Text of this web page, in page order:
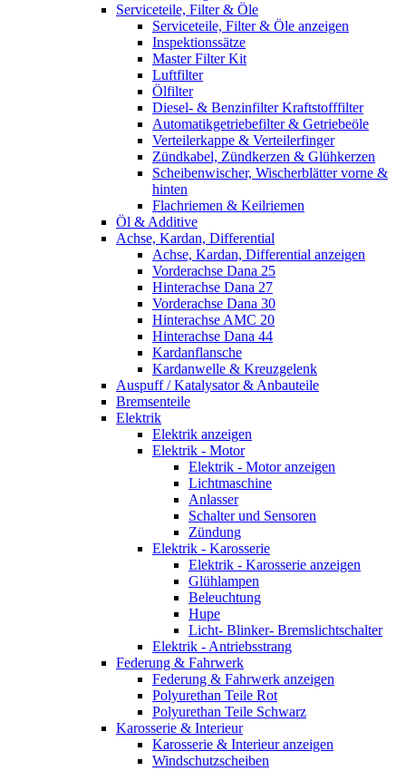
Serviceteile, Filter & Öle
Serviceteile, Filter & Öle anzeigen
Inspektionssätze
Master Filter Kit
Luftfilter
Ölfilter
Diesel- & Benzinfilter Kraftstofffilter
Automatikgetriebefilter & Getriebeöle
Verteilerkappe & Verteilerfinger
Zündkabel, Zündkerzen & Glühkerzen
Scheibenwischer, Wischerblätter vorne &
hinten
Flachriemen & Keilriemen
Öl & Additive
Achse, Kardan, Differential
Achse, Kardan, Differential anzeigen
Vorderachse Dana 25
Hinterachse Dana 27
Vorderachse Dana 30
Hinterachse AMC 20
Hinterachse Dana 44
Kardanflansche
Kardanwelle & Kreuzgelenk
Auspuff / Katalysator & Anbauteile
Bremsenteile
Elektrik
Elektrik anzeigen
Elektrik - Motor
Elektrik - Motor anzeigen
Lichtmaschine
Anlasser
Schalter und Sensoren
Zündung
Elektrik - Karosserie
Elektrik - Karosserie anzeigen
Glühlampen
Beleuchtung
Hupe
Licht- Blinker- Bremslichtschalter
Elektrik - Antriebsstrang
Federung & Fahrwerk
Federung & Fahrwerk anzeigen
Polyurethan Teile Rot
Polyurethan Teile Schwarz
Karosserie & Interieur
Karosserie & Interieur anzeigen
Windschutzscheiben